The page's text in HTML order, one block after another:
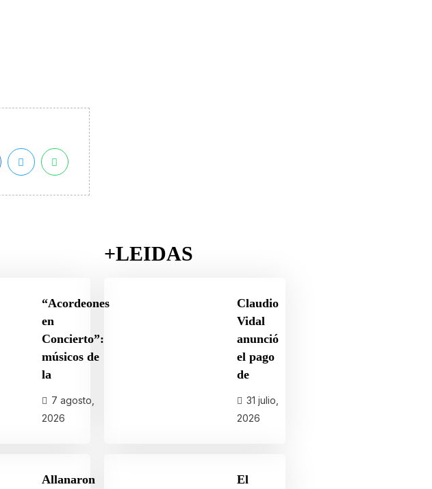
“Acordeones
en
Concierto”:
músicos de
la
7 agosto,
2026
Allanaron
+LEIDAS
Claudio
Vidal
anunció
el pago
de
31 julio,
2026
El